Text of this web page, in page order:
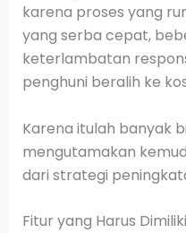
karena proses yang
yang serba cepat,
keterlambatan
penghuni beralih ke
Karena itulah banyak
mengutamakan
dari strategi
Fitur yang Harus